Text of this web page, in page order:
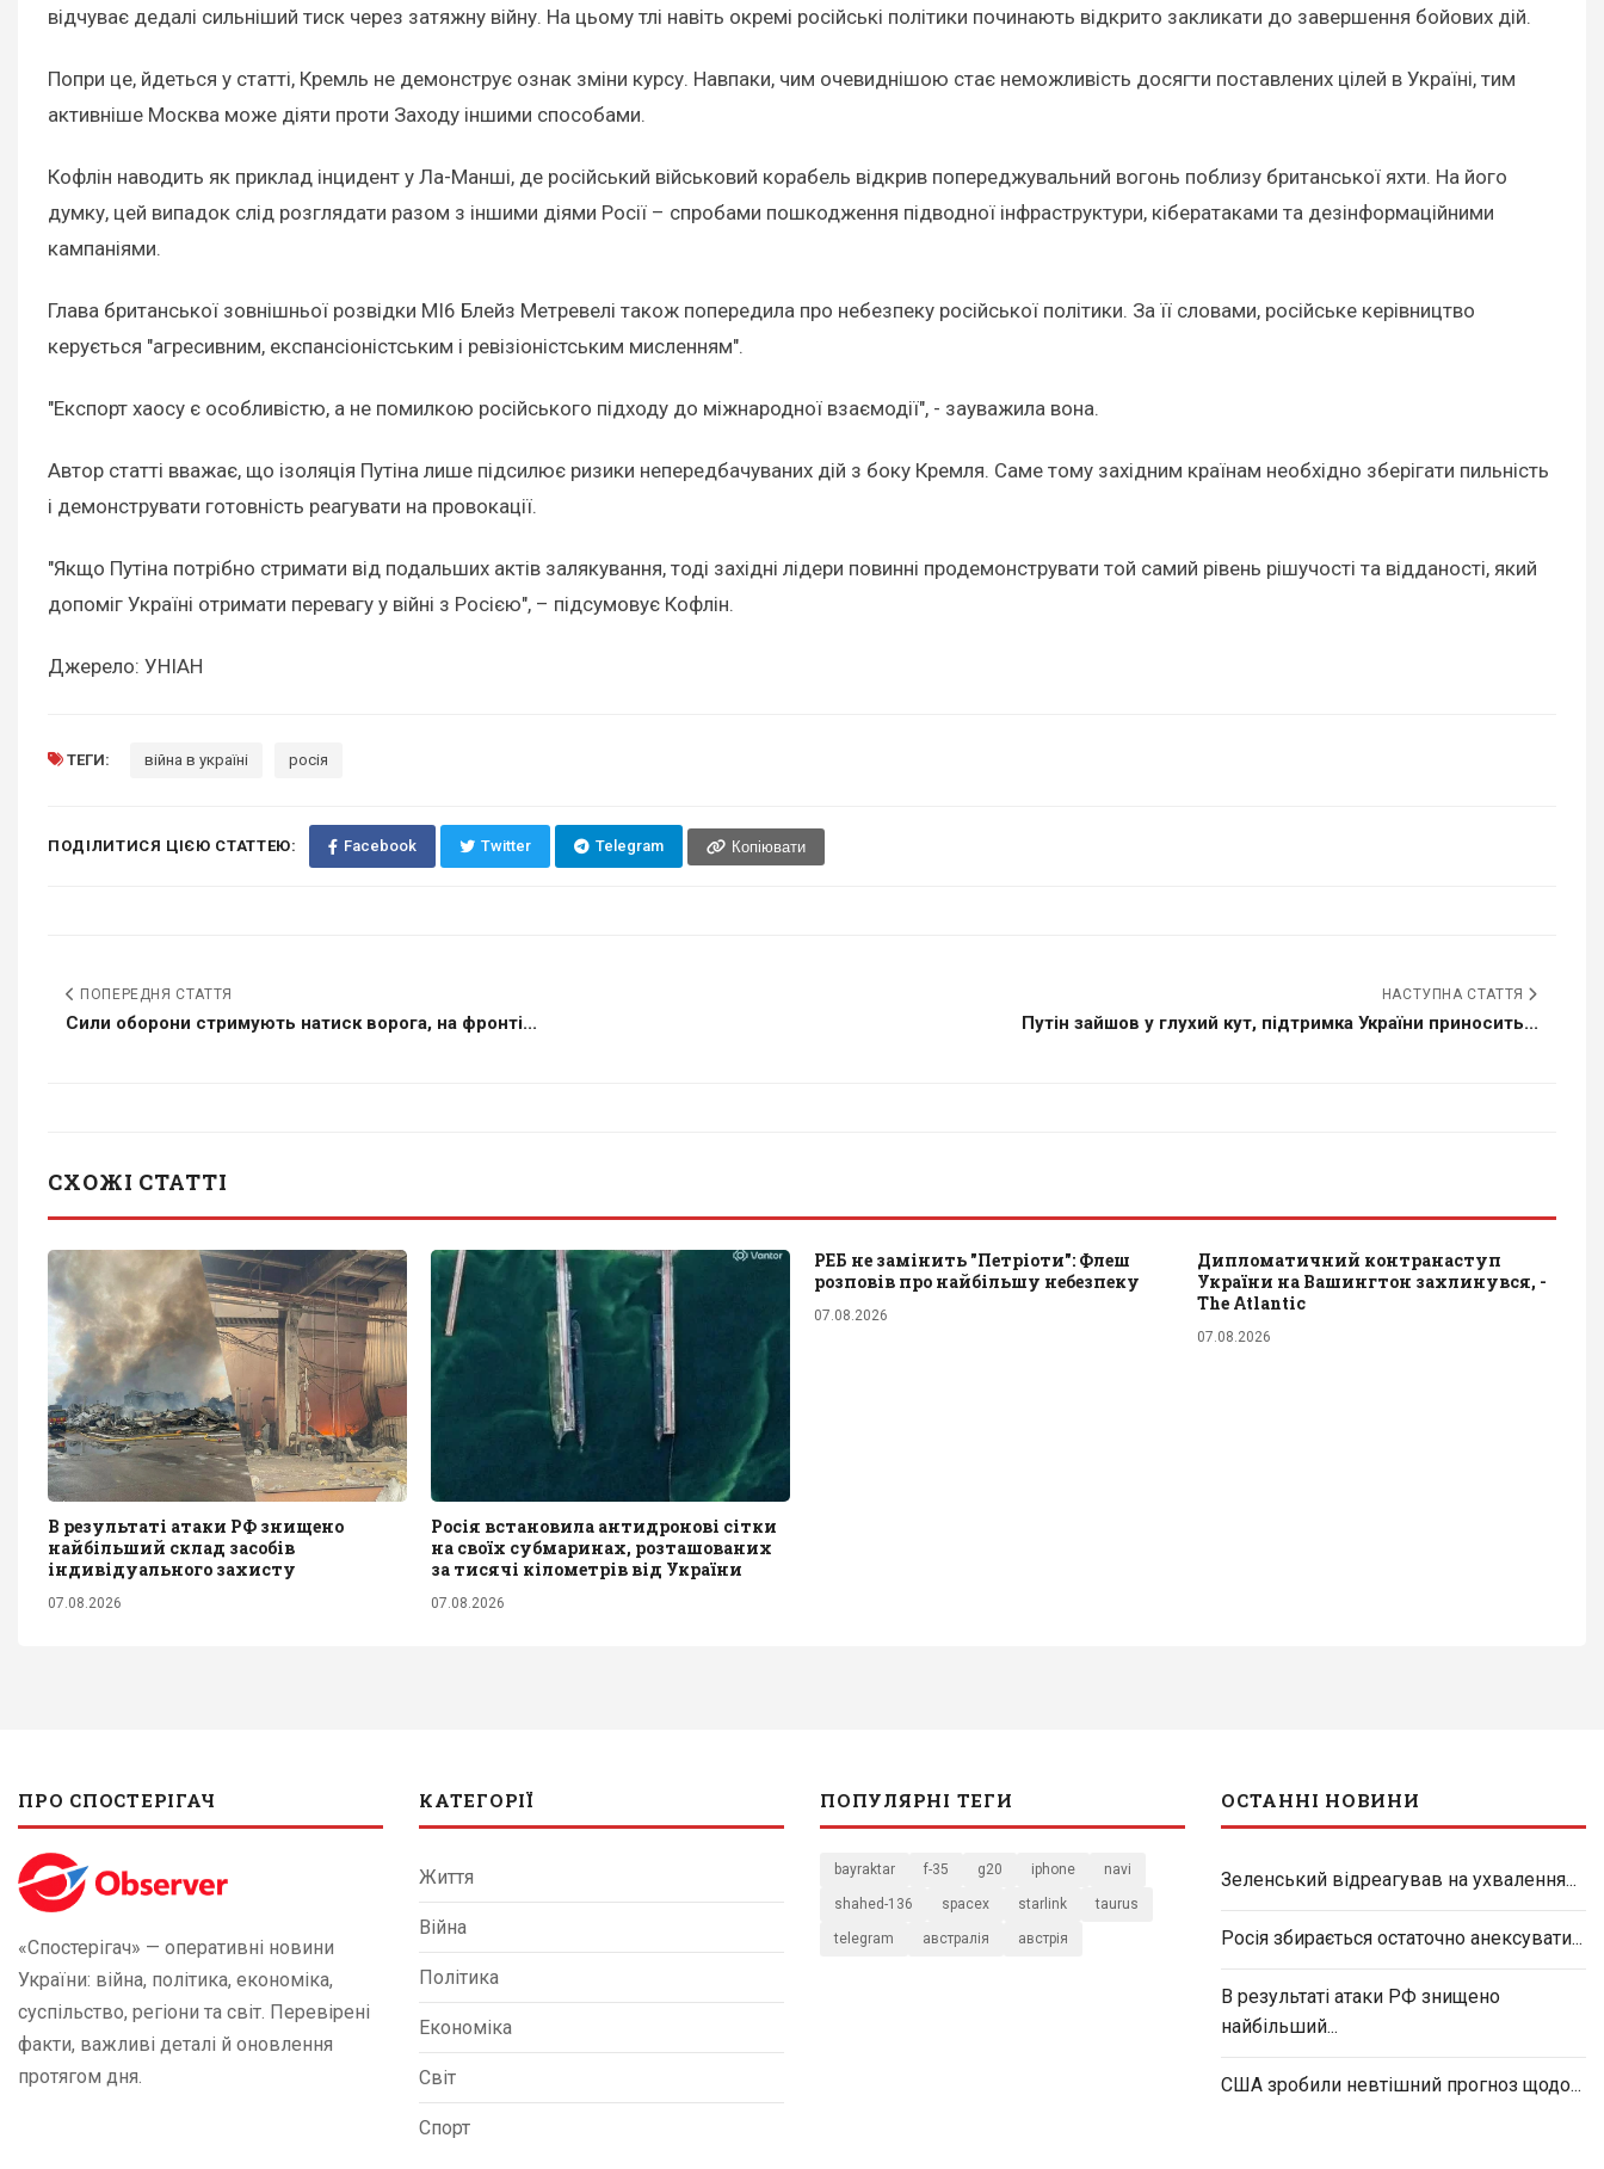
відчуває дедалі сильніший тиск через затяжну війну. На цьому тлі навіть окремі російські політики починають відкрито закликати до завершення бойових дій.
Попри це, йдеться у статті, Кремль не демонструє ознак зміни курсу. Навпаки, чим очевиднішою стає неможливість досягти поставлених цілей в Україні, тим
активніше Москва може діяти проти Заходу іншими способами.
Кофлін наводить як приклад інцидент у Ла-Манші, де російський військовий корабель відкрив попереджувальний вогонь поблизу британської яхти. На його
думку, цей випадок слід розглядати разом з іншими діями Росії – спробами пошкодження підводної інфраструктури, кібератаками та дезінформаційними
кампаніями.
Глава британської зовнішньої розвідки MI6 Блейз Метревелі також попередила про небезпеку російської політики. За її словами, російське керівництво
керується "агресивним, експансіоністським і ревізіоністським мисленням".
"Експорт хаосу є особливістю, а не помилкою російського підходу до міжнародної взаємодії", - зауважила вона.
Автор статті вважає, що ізоляція Путіна лише підсилює ризики непередбачуваних дій з боку Кремля. Саме тому західним країнам необхідно зберігати пильність
і демонструвати готовність реагувати на провокації.
"Якщо Путіна потрібно стримати від подальших актів залякування, тоді західні лідери повинні продемонструвати той самий рівень рішучості та відданості, який
допоміг Україні отримати перевагу у війні з Росією", – підсумовує Кофлін.
Джерело: УНІАН
ТЕГИ: війна в україні росія
ПОДІЛИТИСЯ ЦІЄЮ СТАТТЕЮ: Facebook Twitter Telegram Копіювати
ПОПЕРЕДНЯ СТАТТЯ
Сили оборони стримують натиск ворога, на фронті...
НАСТУПНА СТАТТЯ
Путін зайшов у глухий кут, підтримка України приносить...
СХОЖІ СТАТТІ
В результаті атаки РФ знищено
найбільший склад засобів
індивідуального захисту
07.08.2026
Росія встановила антидронові сітки
на своїх субмаринах, розташованих
за тисячі кілометрів від України
07.08.2026
РЕБ не замінить "Петріоти": Флеш
розповів про найбільшу небезпеку
07.08.2026
Дипломатичний контранаступ
України на Вашингтон захлинувся, -
The Atlantic
07.08.2026
ПРО СПОСТЕРІГАЧ
«Спостерігач» — оперативні новини
України: війна, політика, економіка,
суспільство, регіони та світ. Перевірені
факти, важливі деталі й оновлення
протягом дня.
КАТЕГОРІЇ
Життя
Війна
Політика
Економіка
Світ
Спорт
ПОПУЛЯРНІ ТЕГИ
bayraktar f-35 g20 iphone navi
shahed-136 spacex starlink taurus
telegram австралія австрія
ОСТАННІ НОВИНИ
Зеленський відреагував на ухвалення...
Росія збирається остаточно анексувати...
В результаті атаки РФ знищено
найбільший...
США зробили невтішний прогноз щодо...